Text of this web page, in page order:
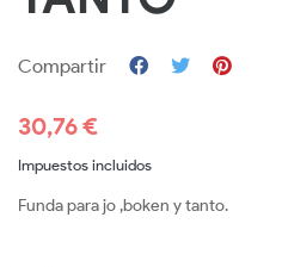
Compartir
30,76 €
Impuestos incluidos
Funda para jo ,boken y tanto.